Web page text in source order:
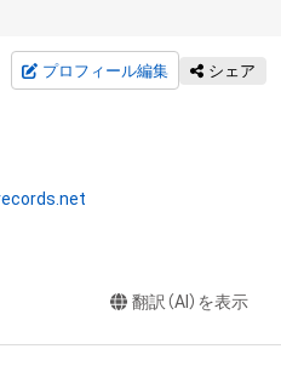
プロフィール編集 シェア
翻訳（AI）を表示